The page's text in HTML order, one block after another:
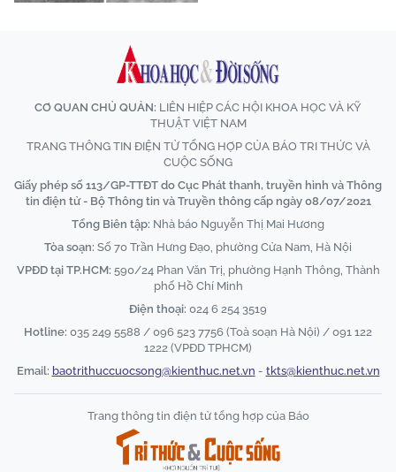
CƠ QUAN CHỦ QUẢN: LIÊN HIỆP CÁC HỘI KHOA HỌC VÀ KỸ
THUẬT VIỆT NAM
TRANG THÔNG TIN ĐIỆN TỬ TỔNG HỢP CỦA BÁO TRI THỨC VÀ
CUỘC SỐNG
Giấy phép số 113/GP-TTĐT do Cục Phát thanh, truyền hình và Thông
tin điện tử - Bộ Thông tin và Truyền thông cấp ngày 08/07/2021
Tổng Biên tập: Nhà báo Nguyễn Thị Mai Hương
Tòa soạn: Số 70 Trần Hưng Đạo, phường Cửa Nam, Hà Nội
VPĐD tại TP.HCM: 590/24 Phan Văn Trị, phường Hạnh Thông, Thành
phố Hồ Chí Minh
Điện thoại: 024 6 254 3519
Hotline: 035 249 5588 / 096 523 7756 (Toà soạn Hà Nội) / 091 122
1222 (VPĐD TPHCM)
Email: baotrithuccuocsong@kienthuc.net.vn - tkts@kienthuc.net.vn
Trang thông tin điện tử tổng hợp của Báo